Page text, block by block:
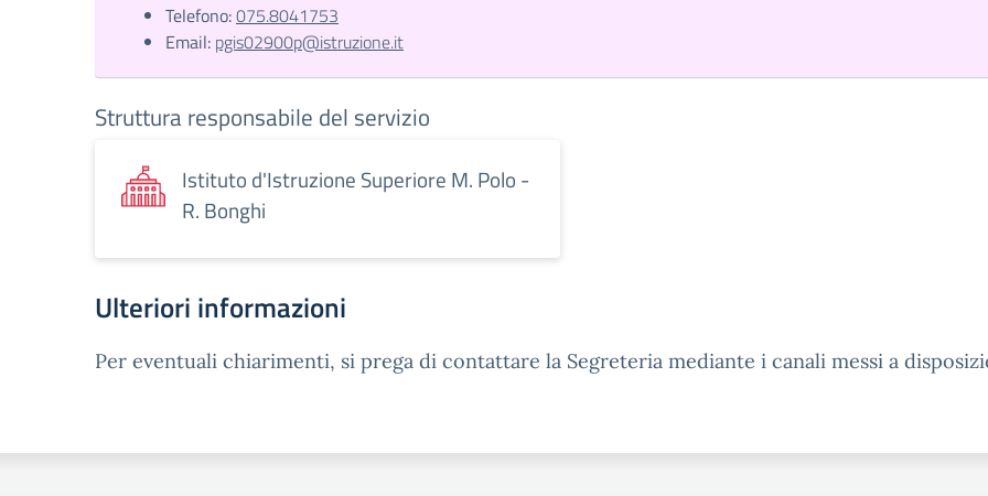
Telefono:075.8041753
Email: pgis02900p@istruzione.it
Struttura responsabile del servizio
Istituto d'Istruzione Superiore M. Polo -
R. Bonghi
Ulteriori informazioni
Per eventuali chiarimenti, si prega di contattare la Segreteria mediante i canali messi a